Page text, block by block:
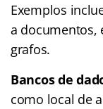
Exemplos
a documentos,
grafos.
Bancos de
como local de